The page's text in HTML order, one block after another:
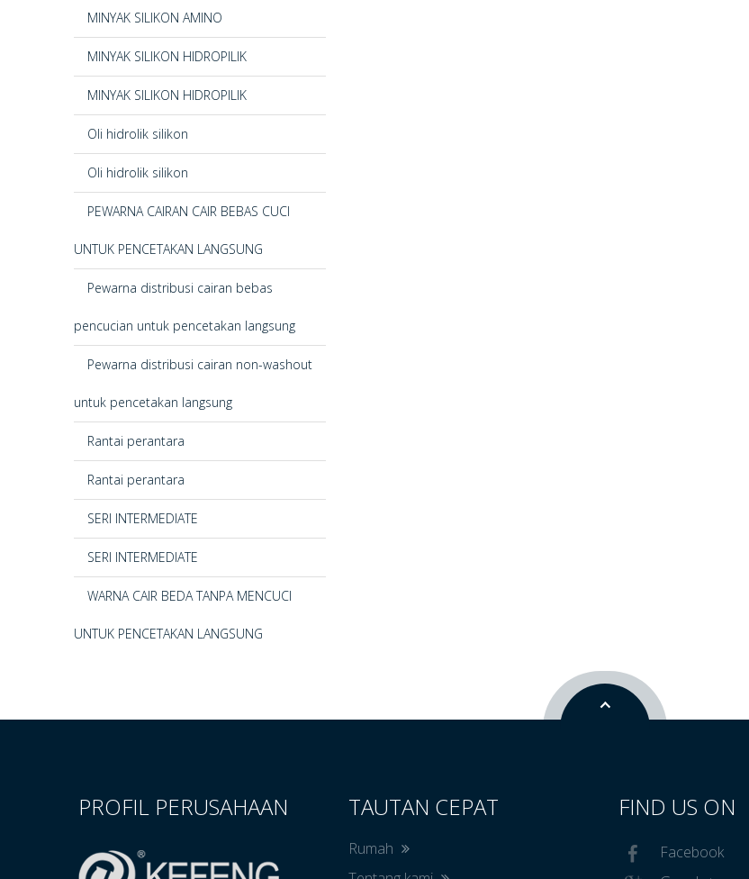
MINYAK SILIKON AMINO
MINYAK SILIKON HIDROPILIK
MINYAK SILIKON HIDROPILIK
Oli hidrolik silikon
Oli hidrolik silikon
PEWARNA CAIRAN CAIR BEBAS CUCI
UNTUK PENCETAKAN LANGSUNG
Pewarna distribusi cairan bebas
pencucian untuk pencetakan langsung
Pewarna distribusi cairan non-washout
untuk pencetakan langsung
Rantai perantara
Rantai perantara
SERI INTERMEDIATE
SERI INTERMEDIATE
WARNA CAIR BEDA TANPA MENCUCI
UNTUK PENCETAKAN LANGSUNG
PROFIL PERUSAHAAN TAUTAN CEPAT
Rumah
FIND US ON
Facebook